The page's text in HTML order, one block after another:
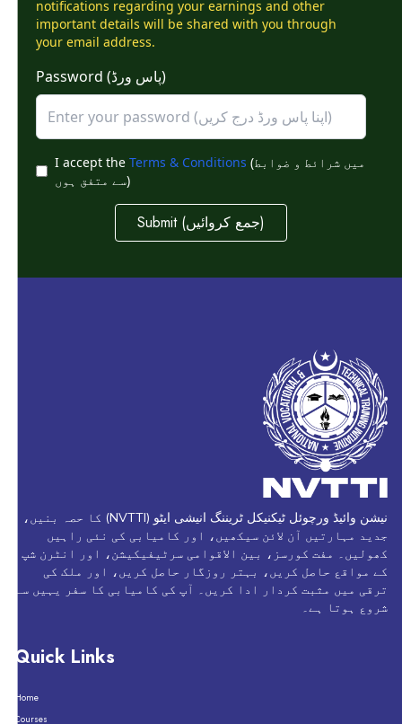
notifications regarding your earnings and other
important details will be shared with you through
your email address.
Password (پاس ورڈ)
I accept the Terms & Conditions (میں شرائط و ضوابط
سے متفق ہوں)
Submit (جمع کروائیں)
نیشن وائیڈ ورچوئل ٹیکنیکل ٹریننگ انیشی ایٹو (NVTTI) کا حصہ بنیں،
جدید مہارتیں آن لائن سیکھیں، اور کامیابی کی نئی راہیں
کھولیں۔ مفت کورسز، بین الاقوامی سرٹیفیکیشن، اور انٹرن شپ
کے مواقع حاصل کریں، بہتر روزگار حاصل کریں، اور ملک کی
ترقی میں مثبت کردار ادا کریں۔ آپ کی کامیابی کا سفر یہیں سے
شروع ہوتا ہے۔
Quick Links
Home
Courses